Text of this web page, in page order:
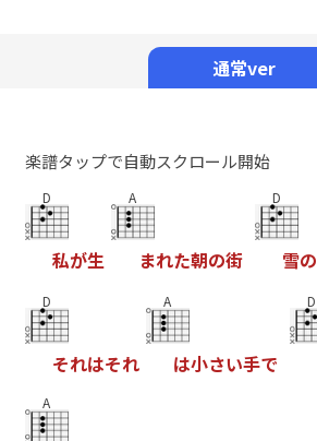
通常ver
楽譜タップで自動スクロール開始
D
私が生
A
まれた朝の街
D
雪の
D
それはそれ
A
は小さい手で
D
A